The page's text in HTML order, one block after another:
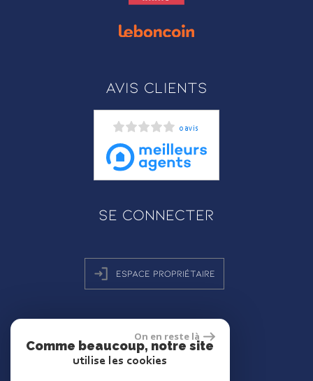
Avis clients
0 avis
Se connecter
Espace propriétaire
réalisé par
On en reste là
Comme beaucoup, notre site
utilise les cookies